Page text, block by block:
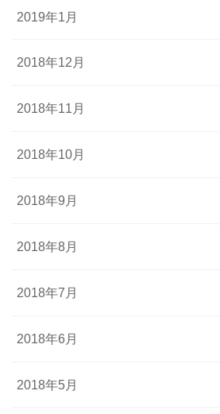
2019年1月
2018年12月
2018年11月
2018年10月
2018年9月
2018年8月
2018年7月
2018年6月
2018年5月